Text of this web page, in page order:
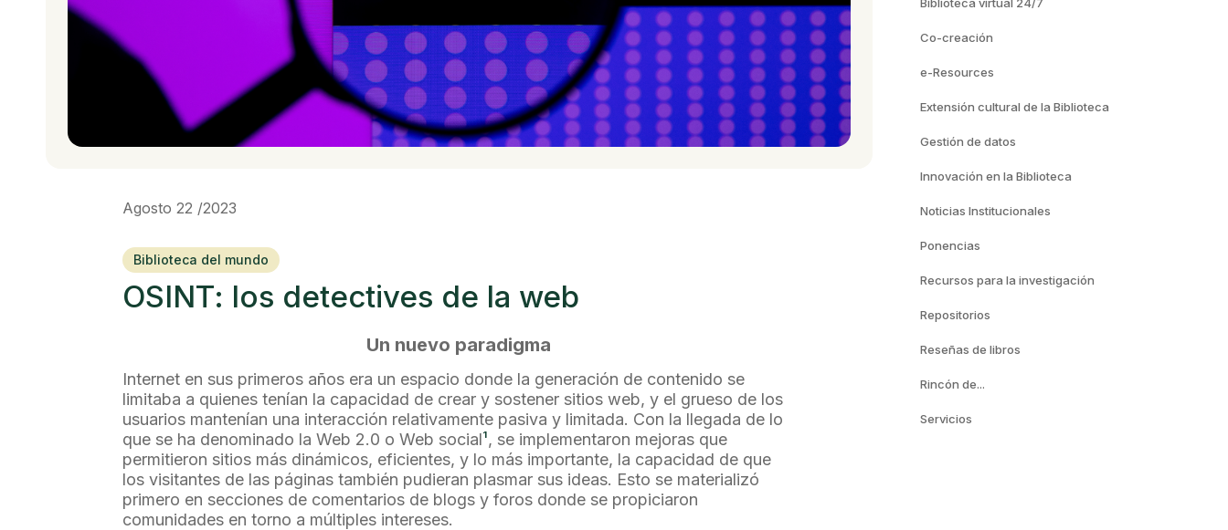
Agosto 22 /2023
Biblioteca del mundo
OSINT: los detectives de la web
Un nuevo paradigma
Internet en sus primeros años era un espacio donde la generación de contenido se
limitaba a quienes tenían la capacidad de crear y sostener sitios web, y el grueso de los
usuarios mantenían una interacción relativamente pasiva y limitada. Con la llegada de lo
que se ha denominado la Web 2.0 o Web social¹, se implementaron mejoras que
permitieron sitios más dinámicos, eficientes, y lo más importante, la capacidad de que
los visitantes de las páginas también pudieran plasmar sus ideas. Esto se materializó
primero en secciones de comentarios de blogs y foros donde se propiciaron
comunidades en torno a múltiples intereses.
Co-creación
e-Resources
Extensión cultural de la Biblioteca
Gestión de datos
Innovación en la Biblioteca
Noticias Institucionales
Ponencias
Recursos para la investigación
Repositorios
Reseñas de libros
Rincón de...
Servicios